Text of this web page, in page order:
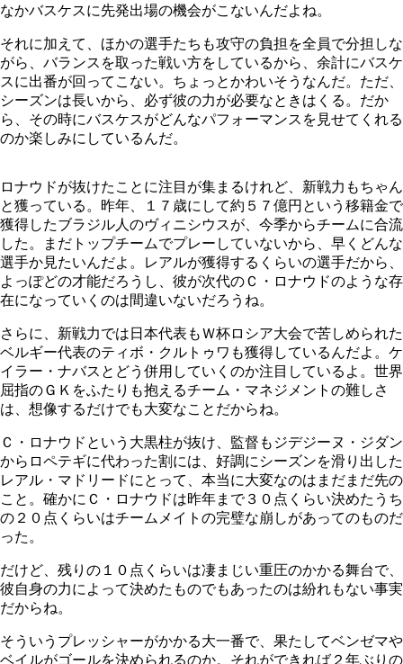
なかバスケスに先発出場の機会がこないんだよね。
それに加えて、ほかの選手たちも攻守の負担を全員で分担しな
がら、バランスを取った戦い方をしているから、余計にバスケ
スに出番が回ってこない。ちょっとかわいそうなんだ。ただ、
シーズンは長いから、必ず彼の力が必要なときはくる。だか
ら、その時にバスケスがどんなパフォーマンスを見せてくれる
のか楽しみにしているんだ。
ロナウドが抜けたことに注目が集まるけれど、新戦力もちゃん
と獲っている。昨年、１７歳にして約５７億円という移籍金で
獲得したブラジル人のヴィニシウスが、今季からチームに合流
した。まだトップチームでプレーしていないから、早くどんな
選手か見たいんだよ。レアルが獲得するくらいの選手だから、
よっぽどの才能だろうし、彼が次代のＣ・ロナウドのような存
在になっていくのは間違いないだろうね。
さらに、新戦力では日本代表もＷ杯ロシア大会で苦しめられた
ベルギー代表のティボ・クルトゥワも獲得しているんだよ。ケ
イラー・ナバスとどう併用していくのか注目しているよ。世界
屈指のＧＫをふたりも抱えるチーム・マネジメントの難しさ
は、想像するだけでも大変なことだからね。
Ｃ・ロナウドという大黒柱が抜け、監督もジデジーヌ・ジダン
からロペテギに代わった割には、好調にシーズンを滑り出した
レアル・マドリードにとって、本当に大変なのはまだまだ先の
こと。確かにＣ・ロナウドは昨年まで３０点くらい決めたうち
の２０点くらいはチームメイトの完璧な崩しがあってのものだ
った。
だけど、残りの１０点くらいは凄まじい重圧のかかる舞台で、
彼自身の力によって決めたものでもあったのは紛れもない事実
だからね。
そういうプレッシャーがかかる大一番で、果たしてベンゼマや
ベイルがゴールを決められるのか。それができれば２年ぶりの